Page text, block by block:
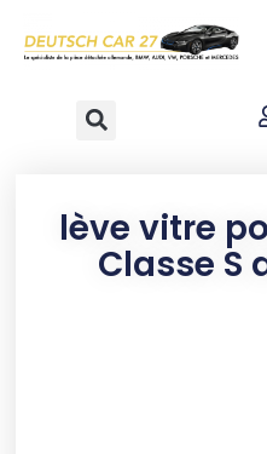
principal
lève vitre
Classe S